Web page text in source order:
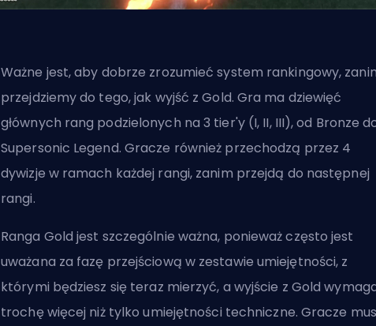
Ważne jest, aby dobrze zrozumieć system rankingowy,
przejdziemy do tego, jak wyjść z Gold. Gra ma dziewięć
głównych rang podzielonych na 3 tier'y (I, II, III), od Bronze
Supersonic Legend. Gracze również przechodzą przez 4
dywizje w ramach każdej rangi, zanim przejdą do następnej
rangi.
Ranga Gold jest szczególnie ważna, ponieważ często jest
uważana za fazę przejściową w zestawie umiejętności, z
którymi będziesz się teraz mierzyć, a wyjście z Gold
trochę więcej niż tylko umiejętności techniczne. Gracze